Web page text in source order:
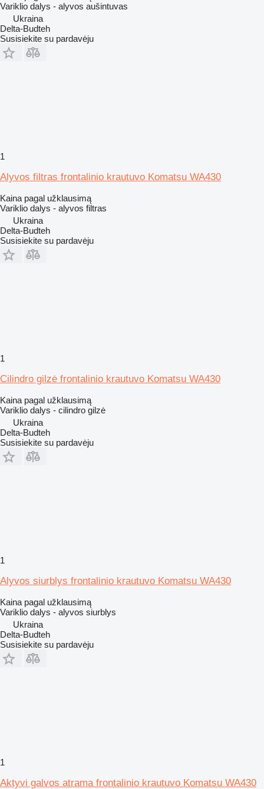
Variklio dalys - alyvos aušintuvas
Ukraina
Delta-Budteh
Susisiekite su pardavėju
1
Alyvos filtras frontalinio krautuvo Komatsu WA430
Kaina pagal užklausimą
Variklio dalys - alyvos filtras
Ukraina
Delta-Budteh
Susisiekite su pardavėju
1
Cilindro gilzė frontalinio krautuvo Komatsu WA430
Kaina pagal užklausimą
Variklio dalys - cilindro gilzė
Ukraina
Delta-Budteh
Susisiekite su pardavėju
1
Alyvos siurblys frontalinio krautuvo Komatsu WA430
Kaina pagal užklausimą
Variklio dalys - alyvos siurblys
Ukraina
Delta-Budteh
Susisiekite su pardavėju
1
Aktyvi galvos atrama frontalinio krautuvo Komatsu WA430